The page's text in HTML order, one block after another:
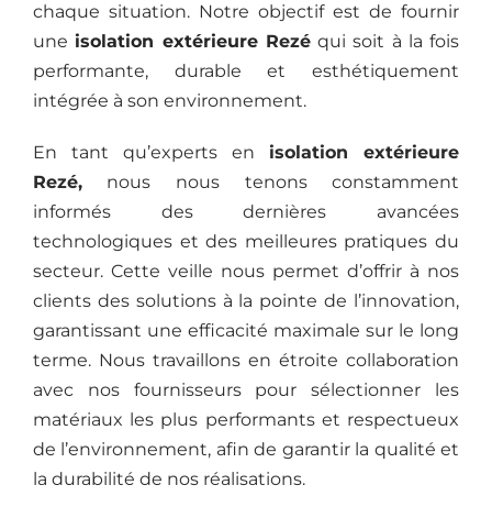
chaque situation. Notre objectif est de fournir
une isolation extérieureRezéqui soit à la fois
performante, durable et esthétiquement
intégrée à son environnement.
En tant qu’experts en isolation extérieure
Rezé,nous nous tenons constamment
informés des dernières avancées
technologiques et des meilleures pratiques du
secteur. Cette veille nous permet d’offrir à nos
clients des solutions à la pointe de l’innovation,
garantissant une efficacité maximale sur le long
terme. Nous travaillons en étroite collaboration
avec nos fournisseurs pour sélectionner les
matériaux les plus performants et respectueux
de l’environnement, afin de garantir la qualité et
la durabilité de nos réalisations.